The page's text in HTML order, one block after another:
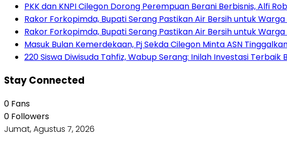
PKK dan KNPI Cilegon Dorong Perempuan Berani Berbisnis, Alfi
Rakor Forkopimda, Bupati Serang Pastikan Air Bersih untuk
Rakor Forkopimda, Bupati Serang Pastikan Air Bersih untuk
Masuk Bulan Kemerdekaan, Pj Sekda Cilegon Minta ASN
220 Siswa Diwisuda Tahfiz, Wabup Serang: Inilah Investasi Terbaik
Stay Connected
0 Fans
0 Followers
Jumat, Agustus 7, 2026